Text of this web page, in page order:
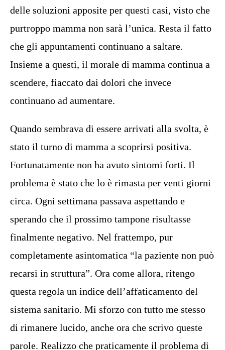
delle soluzioni apposite per questi casi, visto che
purtroppo mamma non sarà l’unica. Resta il fatto
che gli appuntamenti continuano a saltare.
Insieme a questi, il morale di mamma continua a
scendere, fiaccato dai dolori che invece
continuano ad aumentare.
Quando sembrava di essere arrivati alla svolta, è
stato il turno di mamma a scoprirsi positiva.
Fortunatamente non ha avuto sintomi forti. Il
problema è stato che lo è rimasta per venti giorni
circa. Ogni settimana passava aspettando e
sperando che il prossimo tampone risultasse
finalmente negativo. Nel frattempo, pur
completamente asintomatica “la paziente non può
recarsi in struttura”. Ora come allora, ritengo
questa regola un indice dell’affaticamento del
sistema sanitario. Mi sforzo con tutto me stesso
di rimanere lucido, anche ora che scrivo queste
parole. Realizzo che praticamente il problema di